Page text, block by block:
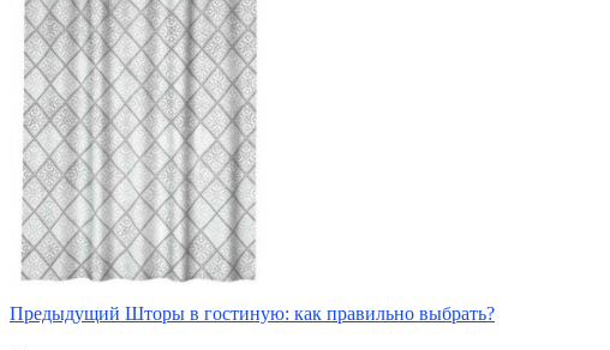
Предыдущий Шторы в гостиную: как правильно выбрать?